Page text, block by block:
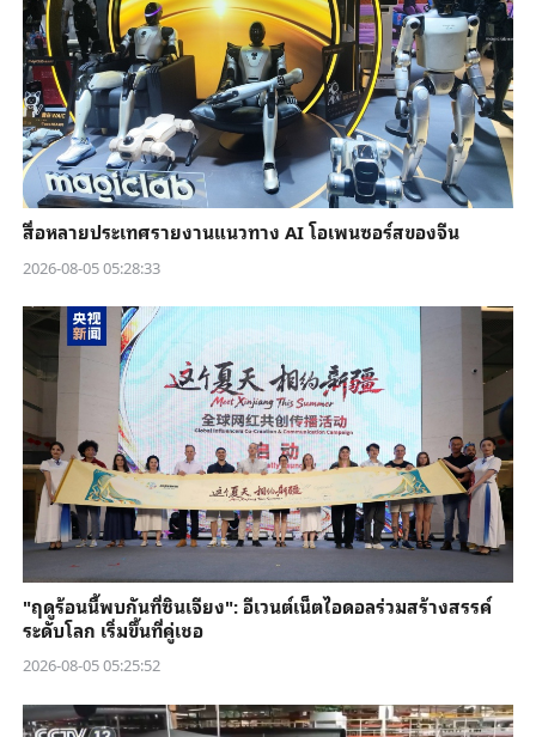
สื่อหลายประเทศรายงานแนวทาง AI โอเพนซอร์สของจีน
2026-08-05 05:28:33
"ฤดูร้อนนี้พบกันที่ซินเจียง": อีเวนต์เน็ตไอดอลร่วมสร้างสรรค์
ระดับโลก เริ่มขึ้นที่คู่เชอ
2026-08-05 05:25:52